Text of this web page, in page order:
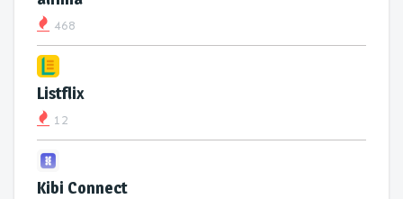
468
Listflix
12
Kibi Connect